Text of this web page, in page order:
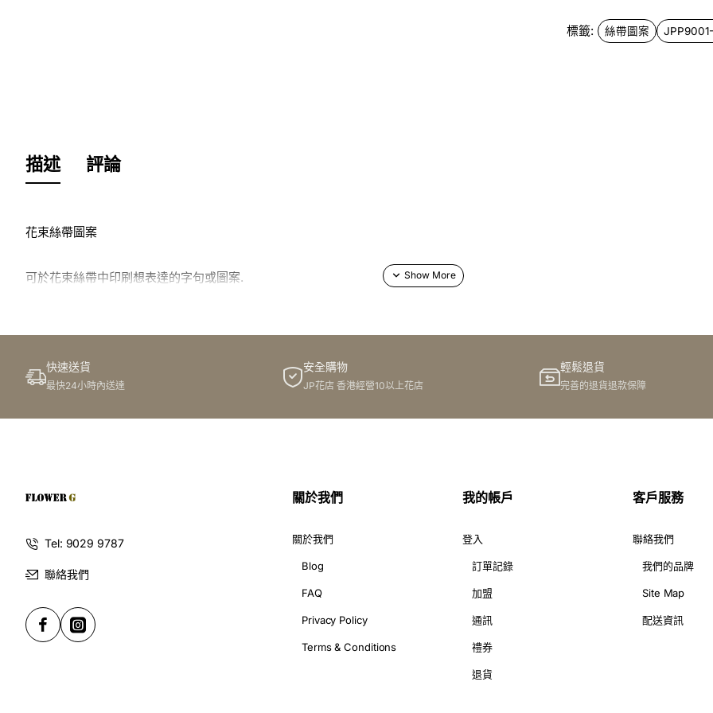
標籤: 絲帶圖案
描述 評論
花束絲帶圖案
可於花束絲帶中印刷想表達的字句或圖案.
快速送貨
最快24小時內送達
安全購物
JP花店 香港經營10以上花店
輕鬆退貨
完善的退貨退款保障
Tel: 9029 9787
聯絡我們
關於我們
關於我們
Blog
FAQ
Privacy Policy
Terms & Conditions
我的帳戶
登入
訂單記錄
加盟
通訊
禮券
退貨
客戶服務
聯絡我們
我們的品牌
Site Map
配送資訊